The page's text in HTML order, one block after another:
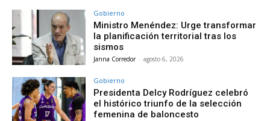
Gobierno
Ministro Menéndez: Urge transformar
la planificación territorial tras los
sismos
Janna Corredor - agosto 6, 2026
Gobierno
Presidenta Delcy Rodríguez celebró
el histórico triunfo de la selección
femenina de baloncesto